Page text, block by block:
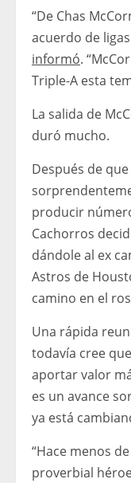
“De Chas
acuerdo de
informó.
Triple-A esta
La salida de
duró mucho.
Después de
producir
Cachorros
dándole al ex
Astros de
camino en el
Una rápida
todavía cree
aportar valor
es un avance
ya está
“Hace menos
proverbial